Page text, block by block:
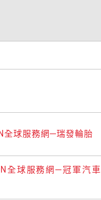
全球服務網─瑞發輪胎
全球服務網─冠軍汽車